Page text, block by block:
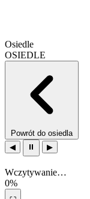
Osiedle
OSIEDLE
Powrót do osiedla
◀
⏸ ▶
Wczytywanie…
0%